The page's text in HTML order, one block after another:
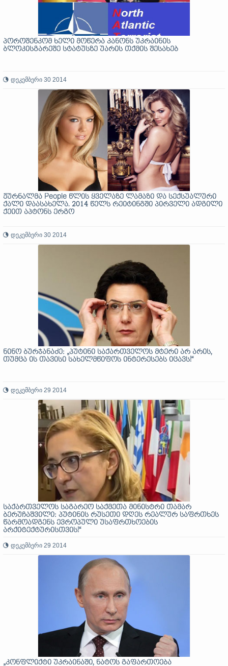
პოროშენკომ ხელი მოწერა კანონს უკრაინის
ბლოკისგარეშე სტატუსზე უარის თქმის შესახებ
დეკემბერი 30 2014
ჟურნალმა People წლის ყველაზე ლამაზი და სექსუალური
ქალი დაასახელა. 2014 წელს რეიტინგში პირველი ადგილი
ქეით აპტონს ერგო
დეკემბერი 30 2014
ნინო ბურჯანაძე: „პუტინი საქართველოს მტერი არ არის,
თუმცა ის თავისი სახელმწიფოს ინტერესებს იცავს!“
დეკემბერი 29 2014
საქართველოს საგარეო საქმეთა მინისტრი თამარ
ბერუჩაშვილი: პუტინის რუსეთი დღეს რეალურ საფრთხეს
წარმოადგენს ევროპული უსაფრთხოების
არქიტექტურისთვის!“
დეკემბერი 29 2014
„კონფლიქტი უკრაინაში, ნატოს გაფართოება